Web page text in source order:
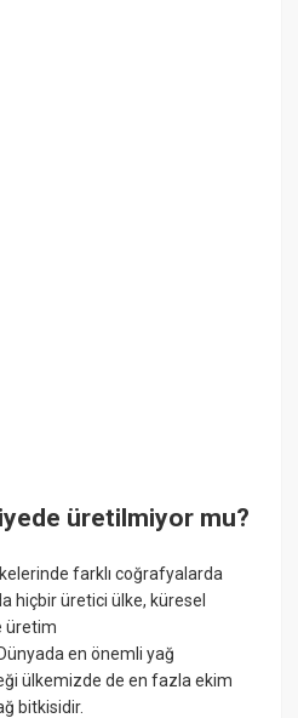
üretilmiyor mu?
farklı coğrafyalarda
hiçbir üretici ülke, küresel
üretim
en önemli yağ
ülkemizde de en fazla ekim
bitkisidir.